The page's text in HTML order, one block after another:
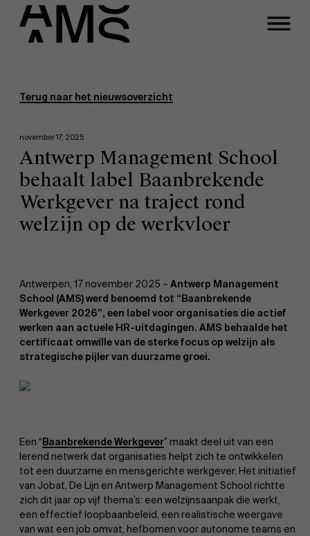
Part-time programma's
Programma's op maat
Faculty
Terug naar het nieuwsoverzicht
november 17, 2025
Antwerp Management School
behaalt label Baanbrekende
Werkgever na traject rond
welzijn op de werkvloer
Antwerpen, 17 november 2025 – Antwerp Management
School (AMS) werd benoemd tot “Baanbrekende
Werkgever 2026”, een label voor organisaties die actief
werken aan actuele HR-uitdagingen. AMS behaalde het
certificaat omwille van de sterke focus op welzijn als
strategische pijler van duurzame groei.
Een “Baanbrekende Werkgever” maakt deel uit van een
lerend netwerk dat organisaties helpt zich te ontwikkelen
tot een duurzame en mensgerichte werkgever. Het initiatief
van Jobat, De Lijn en Antwerp Management School richtte
zich dit jaar op vijf thema’s: een welzijnsaanpak die werkt,
een effectief loopbaanbeleid, een realistische weergave
van wat een job omvat, hefbomen voor autonome teams en